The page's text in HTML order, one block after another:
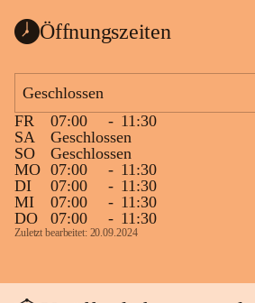
Öffnungszeiten
Geschlossen
FR
07:00 - 11:30
SA
Geschlossen
SO
Geschlossen
MO 07:00 - 11:30
DI
07:00 - 11:30
MI
07:00 - 11:30
DO
07:00 - 11:30
Zuletzt bearbeitet: 20.09.2024